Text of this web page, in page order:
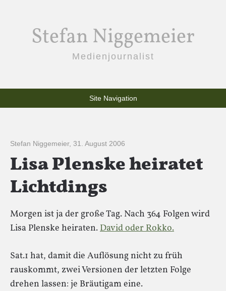
Stefan Niggemeier
Medienjournalist
Site Navigation
Stefan Niggemeier, 31. August 2006
Lisa Plenske heiratet
Lichtdings
Morgen ist ja der große Tag. Nach 364 Folgen wird
Lisa Plenske heiraten.David oder Rokko.
Sat.1 hat, damit die Auflösung nicht zu früh
rauskommt, zwei Versionen der letzten Folge
drehen lassen: je Bräutigam eine.